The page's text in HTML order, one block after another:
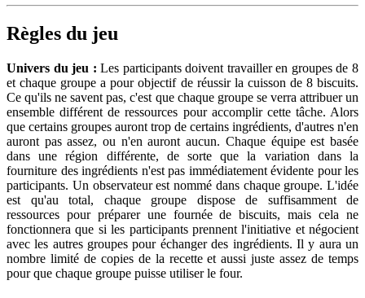
Règles du jeu
Univers du jeu : Les participants doivent travailler en groupes de 8
et chaque groupe a pour objectif de réussir la cuisson de 8 biscuits.
Ce qu'ils ne savent pas, c'est que chaque groupe se verra attribuer un
ensemble différent de ressources pour accomplir cette tâche. Alors
que certains groupes auront trop de certains ingrédients, d'autres n'en
auront pas assez, ou n'en auront aucun. Chaque équipe est basée
dans une région différente, de sorte que la variation dans la
fourniture des ingrédients n'est pas immédiatement évidente pour les
participants. Un observateur est nommé dans chaque groupe. L'idée
est qu'au total, chaque groupe dispose de suffisamment de
ressources pour préparer une fournée de biscuits, mais cela ne
fonctionnera que si les participants prennent l'initiative et négocient
avec les autres groupes pour échanger des ingrédients. Il y aura un
nombre limité de copies de la recette et aussi juste assez de temps
pour que chaque groupe puisse utiliser le four.